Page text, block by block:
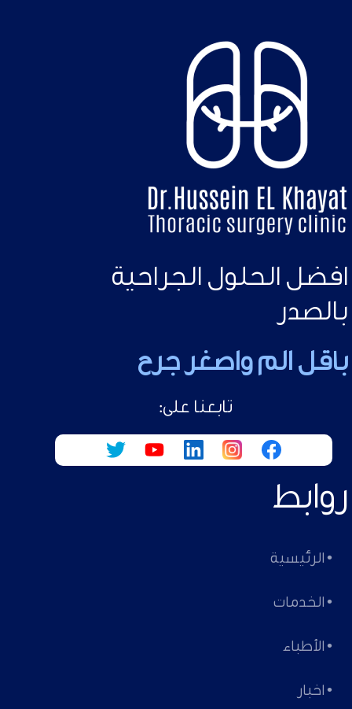
افضل الحلول الجراحية
بالصدر
باقل الم واصغر جرح
تابعنا على:
روابط
• الرئيسية
• الخدمات
• الأطباء
• اخبار